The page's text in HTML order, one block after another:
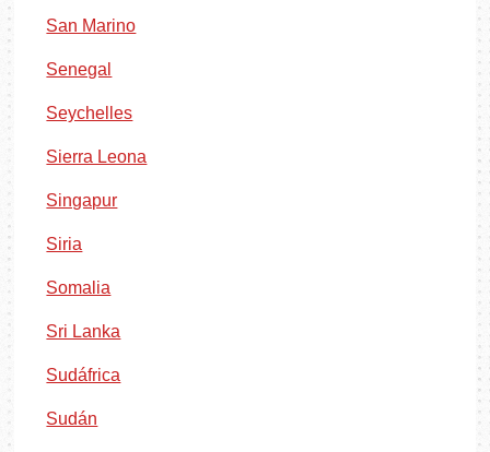
San Marino
Senegal
Seychelles
Sierra Leona
Singapur
Siria
Somalia
Sri Lanka
Sudáfrica
Sudán